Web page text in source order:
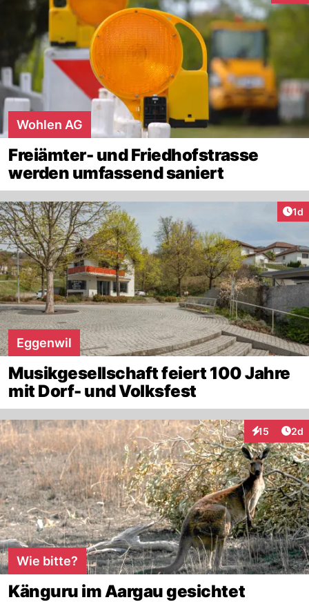
Wohlen AG
Freiämter- und Friedhofstrasse
werden umfassend saniert
1d
Eggenwil
Musikgesellschaft feiert 100 Jahre
mit Dorf- und Volksfest
15
Interaktionen
2d
Wie bitte?
Känguru im Aargau gesichtet